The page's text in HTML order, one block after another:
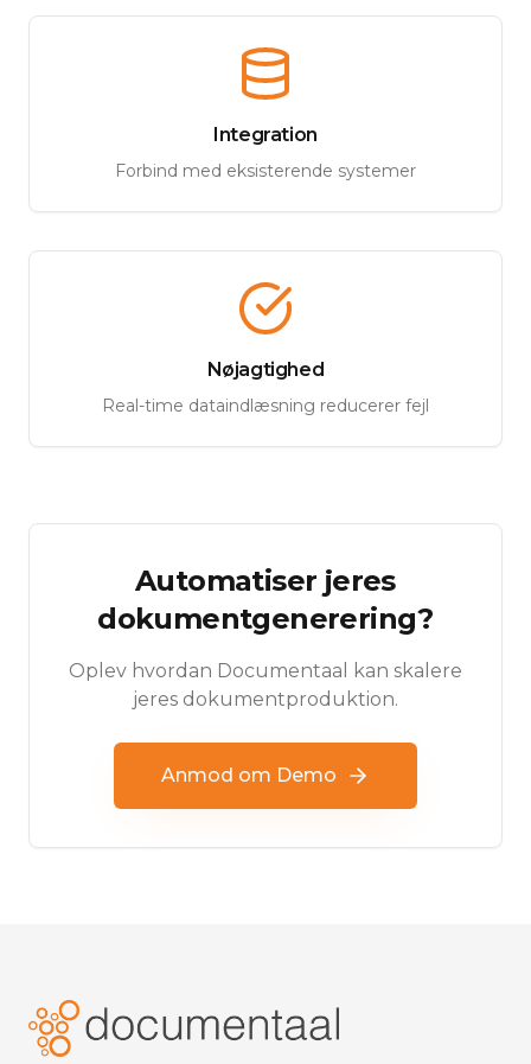
Integration
Forbind med eksisterende systemer
Nøjagtighed
Real-time dataindlæsning reducerer fejl
Automatiser jeres
dokumentgenerering?
Oplev hvordan Documentaal kan skalere
jeres dokumentproduktion.
Anmod om Demo